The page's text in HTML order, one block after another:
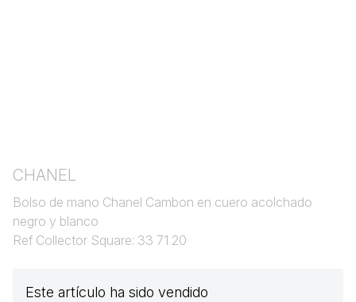
CHANEL
Bolso de mano Chanel Cambon en cuero acolchado
negro y blanco
Ref Collector Square: 33 71 20
Este artículo ha sido vendido